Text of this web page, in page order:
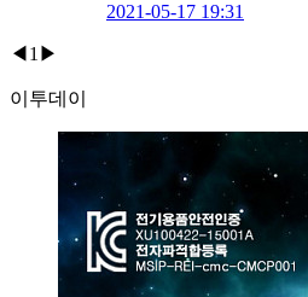
2021-05-17 19:31
◀ 1 ▶
이투데이